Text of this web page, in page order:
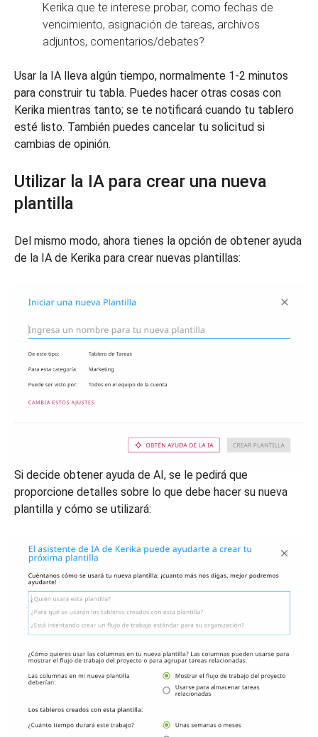
Kerika que te interese probar, como fechas de
vencimiento, asignación de tareas, archivos
adjuntos, comentarios/debates?
Usar la IA lleva algún tiempo, normalmente 1-2 minutos
para construir tu tabla. Puedes hacer otras cosas con
Kerika mientras tanto; se te notificará cuando tu tablero
esté listo. También puedes cancelar tu solicitud si
cambias de opinión.
Utilizar la IA para crear una nueva
plantilla
Del mismo modo, ahora tienes la opción de obtener ayuda
de la IA de Kerika para crear nuevas plantillas:
Si decide obtener ayuda de AI, se le pedirá que
proporcione detalles sobre lo que debe hacer su nueva
plantilla y cómo se utilizará: